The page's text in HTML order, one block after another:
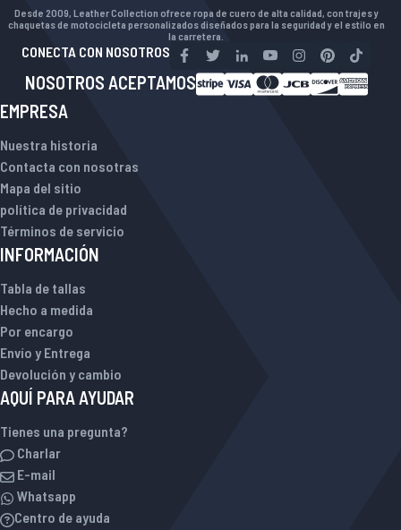
Desde 2009, Leather Collection ofrece ropa de cuero de alta calidad, con trajes y
chaquetas de motocicleta personalizados diseñados para la seguridad y el estilo en
la carretera.
CONECTA CON NOSOTROS
NOSOTROS ACEPTAMOS
EMPRESA
Nuestra historia
Contacta con nosotras
Mapa del sitio
política de privacidad
Términos de servicio
INFORMACIÓN
Tabla de tallas
Hecho a medida
Por encargo
Envío y Entrega
Devolución y cambio
AQUÍ PARA AYUDAR
Tienes una pregunta?
Charlar
E-mail
Whatsapp
Centro de ayuda